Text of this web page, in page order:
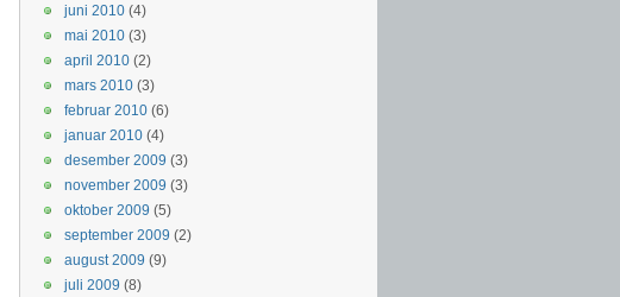
juni 2010 (4)
mai 2010 (3)
april 2010 (2)
mars 2010 (3)
februar 2010 (6)
januar 2010 (4)
desember 2009 (3)
november 2009 (3)
oktober 2009 (5)
september 2009 (2)
august 2009 (9)
juli 2009 (8)